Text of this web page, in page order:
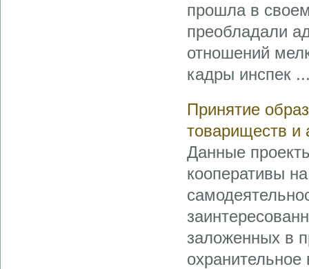
прошла в
преобладали
отношений
кадры инспек
Принятие
товариществ и
Данные
кооперативы
заложенных в